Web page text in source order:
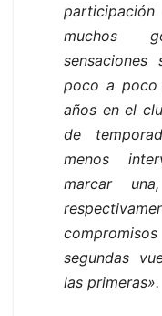
muchos
sensaciones
poco a poco
años en el
de
menos
marcar
segundas
las primeras».